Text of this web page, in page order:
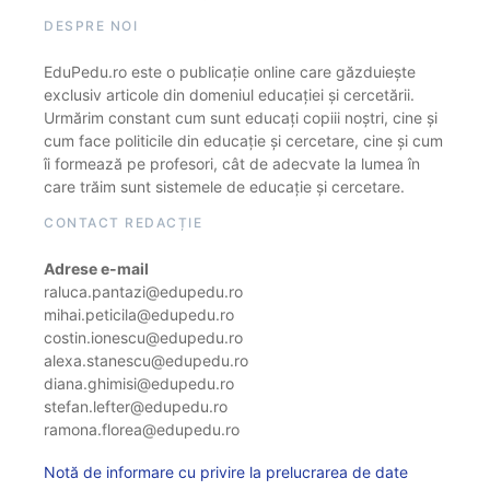
DESPRE NOI
EduPedu.ro este o publicație online care găzduiește
exclusiv articole din domeniul educației și cercetării.
Urmărim constant cum sunt educați copiii noștri, cine și
cum face politicile din educație și cercetare, cine și cum
îi formează pe profesori, cât de adecvate la lumea în
care trăim sunt sistemele de educație și cercetare.
CONTACT REDACȚIE
Adrese e-mail
raluca.pantazi@edupedu.ro
mihai.peticila@edupedu.ro
costin.ionescu@edupedu.ro
alexa.stanescu@edupedu.ro
diana.ghimisi@edupedu.ro
stefan.lefter@edupedu.ro
ramona.florea@edupedu.ro
Notă de informare cu privire la prelucrarea de date